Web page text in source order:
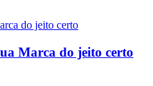
Marca do jeito certo